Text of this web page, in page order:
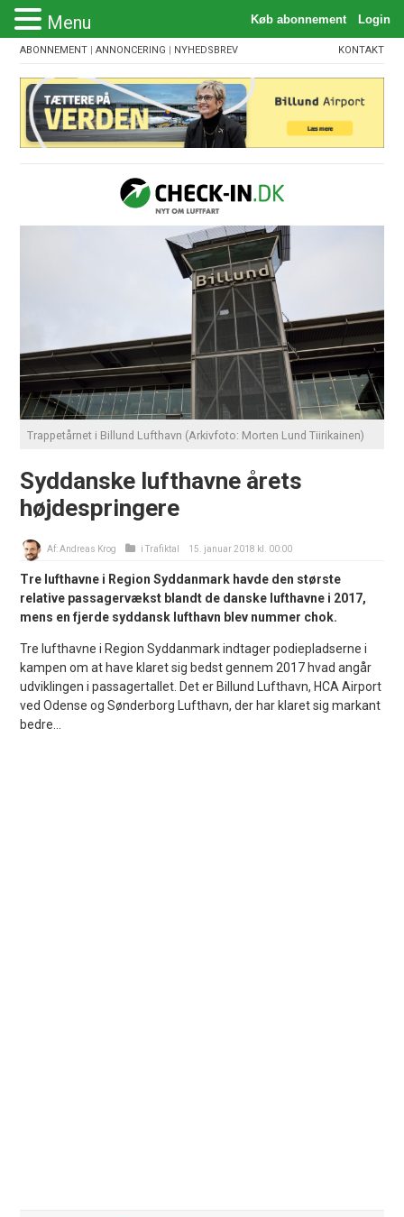
ABONNEMENT |ANNONCERING | NYHEDSBREV KONTAKT
Trappetårnet i Billund Lufthavn (Arkivfoto: Morten Lund Tiirikainen)
Syddanske lufthavne årets
højdespringere
Af:Andreas Krog iTrafiktal 15. januar 2018 kl. 00:00
Tre lufthavne i Region Syddanmark havde den største
relative passagervækst blandt de danske lufthavne i 2017,
mens en fjerde syddansk lufthavn blev nummer chok.
Tre lufthavne i Region Syddanmark indtager podiepladserne i
kampen om at have klaret sig bedst gennem 2017 hvad angår
udviklingen i passagertallet. Det er Billund Lufthavn, HCA Airport
ved Odense og Sønderborg Lufthavn, der har klaret sig markant
bedre...
Menu